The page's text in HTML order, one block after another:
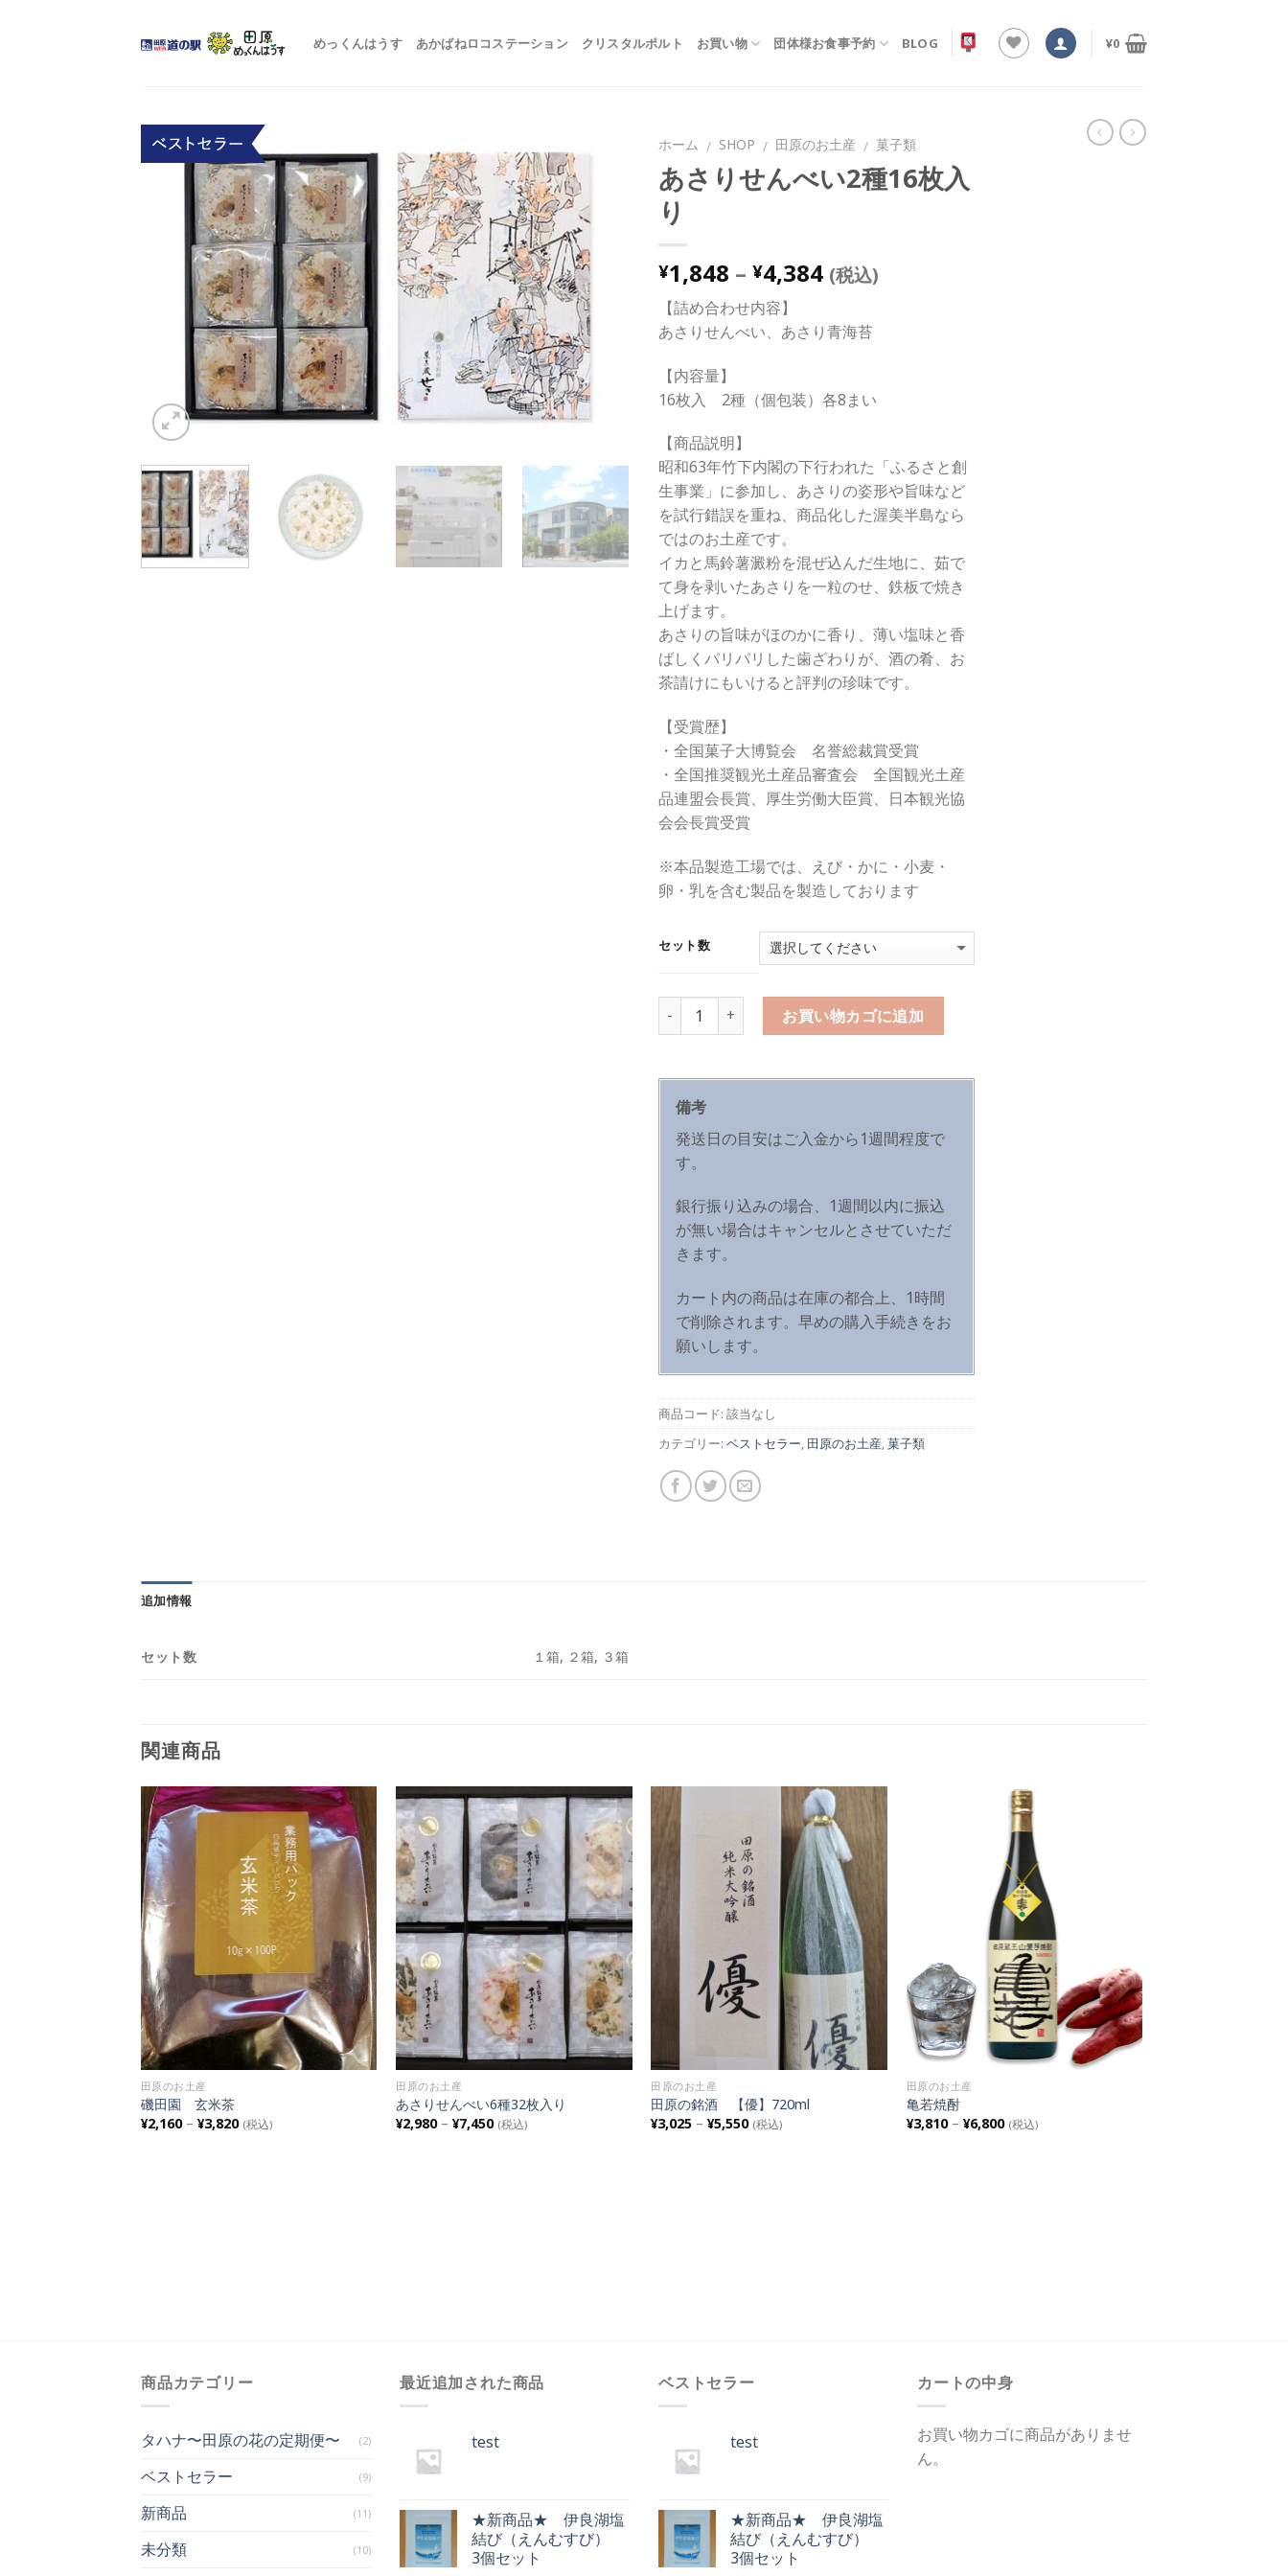
めっくんはうす あかばねロコステーション クリスタルポルト お買い物 団体様お食事予約 BLOG ¥0
Add to
Wishlist
ホーム / SHOP / 田原のお土産 / 菓子類
あさりせんべい2種16枚入
り
¥1,848 – ¥4,384 (税込)
【詰め合わせ内容】
あさりせんべい、あさり青海苔
【内容量】
16枚入 2種（個包装）各8まい
【商品説明】
昭和63年竹下内閣の下行われた「ふるさと創
生事業」に参加し、あさりの姿形や旨味など
を試行錯誤を重ね、商品化した渥美半島なら
ではのお土産です。
イカと馬鈴薯澱粉を混ぜ込んだ生地に、茹で
て身を剥いたあさりを一粒のせ、鉄板で焼き
上げます。
あさりの旨味がほのかに香り、薄い塩味と香
ばしくパリパリした歯ざわりが、酒の肴、お
茶請けにもいけると評判の珍味です。
【受賞歴】
・全国菓子大博覧会 名誉総裁賞受賞
・全国推奨観光土産品審査会 全国観光土産
品連盟会長賞、厚生労働大臣賞、日本観光協
会会長賞受賞
※本品製造工場では、えび・かに・小麦・
卵・乳を含む製品を製造しております
セット数
お買い物カゴに追加
備考
発送日の目安はご入金から1週間程度で
す。
銀行振り込みの場合、1週間以内に振込
が無い場合はキャンセルとさせていただ
きます。
カート内の商品は在庫の都合上、1時間
で削除されます。早めの購入手続きをお
願いします。
商品コード: 該当なし
カテゴリー: ベストセラー, 田原のお土産,菓子類
追加情報
セット数 １箱, ２箱, ３箱
関連商品
Add to
田原のお土産
磯田園 玄米茶
¥2,160– ¥3,820 (税込)
Add to
Wishlist
田原のお土産
あさりせんべい6種32枚入り
¥2,980–¥7,450 (税込)
Add to
Wishlist
田原のお土産
田原の銘酒 【優】720ml
¥3,025 –¥5,550 (税込)
田原のお土産
亀若焼酎
¥3,810– ¥6,800 (税込)
商品カテゴリー
タハナ〜田原の花の定期便〜 (2)
ベストセラー (9)
新商品 (11)
未分類 (10)
最近追加された商品
test
★新商品★ 伊良湖塩
結び（えんむすび）
3個セット
ベストセラー
test
★新商品★ 伊良湖塩
結び（えんむすび）
3個セット
カートの中身
お買い物カゴに商品がありませ
ん。